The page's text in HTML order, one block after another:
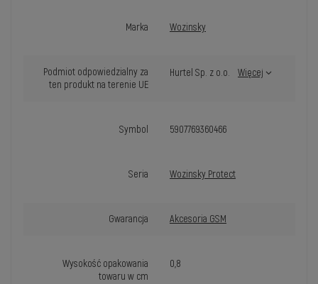
Marka Wozinsky
Podmiot odpowiedzialny za
ten produkt na terenie UE
Hurtel Sp. z o.o. Więcej
Symbol 5907769360466
Seria Wozinsky Protect
Gwarancja Akcesoria GSM
Wysokość opakowania
towaru w cm
0,8